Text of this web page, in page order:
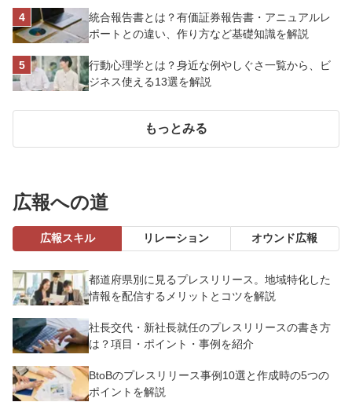
統合報告書とは？有価証券報告書・アニュアルレ
ポートとの違い、作り方など基礎知識を解説
行動心理学とは？身近な例やしぐさ一覧から、ビ
ジネス使える13選を解説
もっとみる
広報への道
広報スキル リレーション オウンド広報
都道府県別に見るプレスリリース。地域特化した
情報を配信するメリットとコツを解説
社長交代・新社長就任のプレスリリースの書き方
は？項目・ポイント・事例を紹介
BtoBのプレスリリース事例10選と作成時の5つの
ポイントを解説